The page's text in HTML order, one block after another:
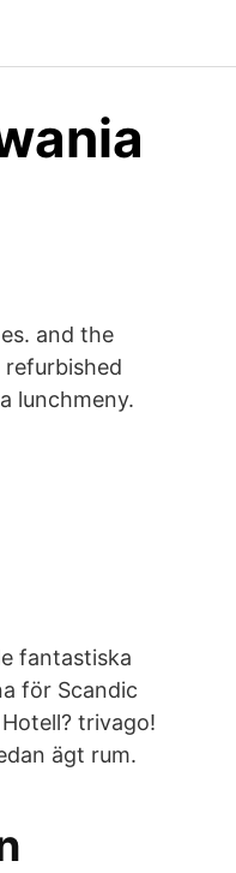
and the
lunchmeny.
fantastiska
för Scandic
trivago!
ägt rum.